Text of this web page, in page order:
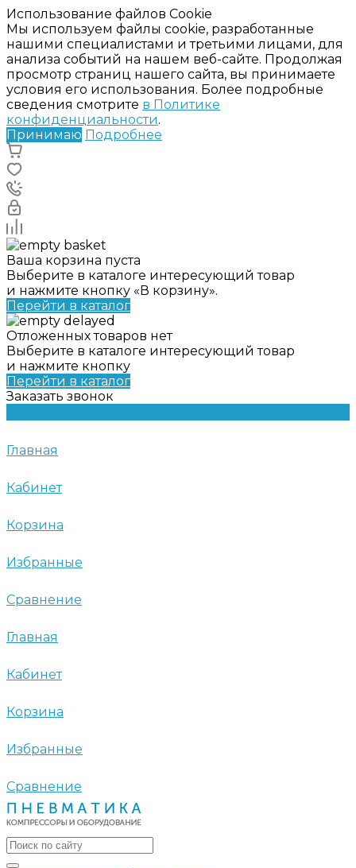
Использование файлов Cookie
Мы используем файлы cookie, разработанные
нашими специалистами и третьими лицами, для
анализа событий на нашем веб-сайте. Продолжая
просмотр страниц нашего сайта, вы принимаете
условия его использования. Более подробные
сведения смотрите в Политике
конфиденциальности.
Принимаю Подробнее
Ваша корзина пуста
Выберите в каталоге интересующий товар
и нажмите кнопку «В корзину».
Перейти в каталог
Отложенных товаров нет
Выберите в каталоге интересующий товар
и нажмите кнопку
Перейти в каталог
Заказать звонок
Главная
Кабинет
Корзина
Избранные
Сравнение
Главная
Кабинет
Корзина
Избранные
Сравнение